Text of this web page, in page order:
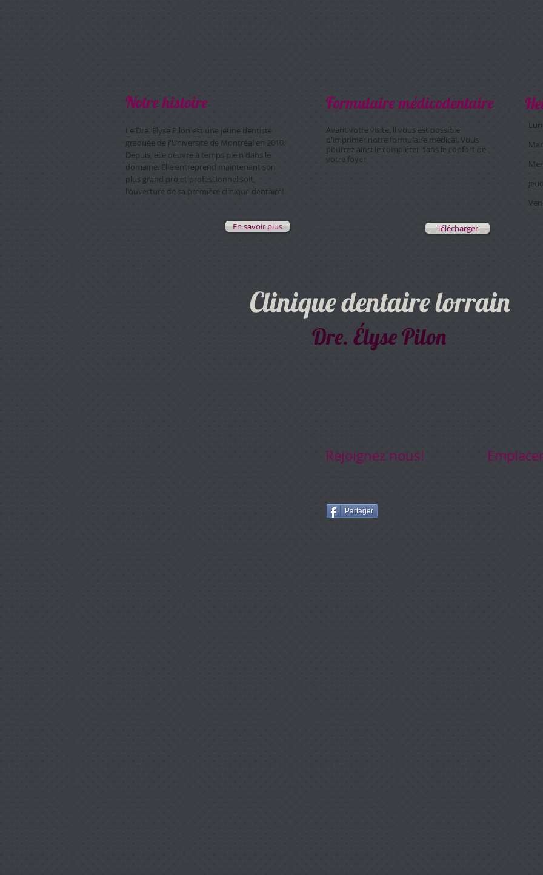
Notre histoire
Le Dre. Élyse Pilon est une jeune dentiste
graduée de l'Université de Montréal en 2010.
Depuis, elle oeuvre à temps plein dans le
domaine. Elle entreprend maintenant son
plus grand projet professionnel soit,
l'ouverture de sa première clinique dentaire!
En savoir plus
Formulaire médicodentaire
Avant votre visite, il vous est possible
d'imprimer notre formulaire médical. Vous
pourrez ainsi le compléter dans le confort de
votre foyer
Télécharger
Clinique dentaire lorrain
Dre. Élyse Pilon
Rejoignez nous!
Partager